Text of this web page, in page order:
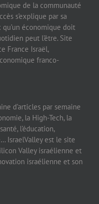
de la communauté
s’explique par sa
économique doit
peut l’être. Site
France Israël,
franco-
d’articles par semaine
la High-Tech, la
l’éducation,
IsraelValley est le site
Valley israélienne et
israélienne et son